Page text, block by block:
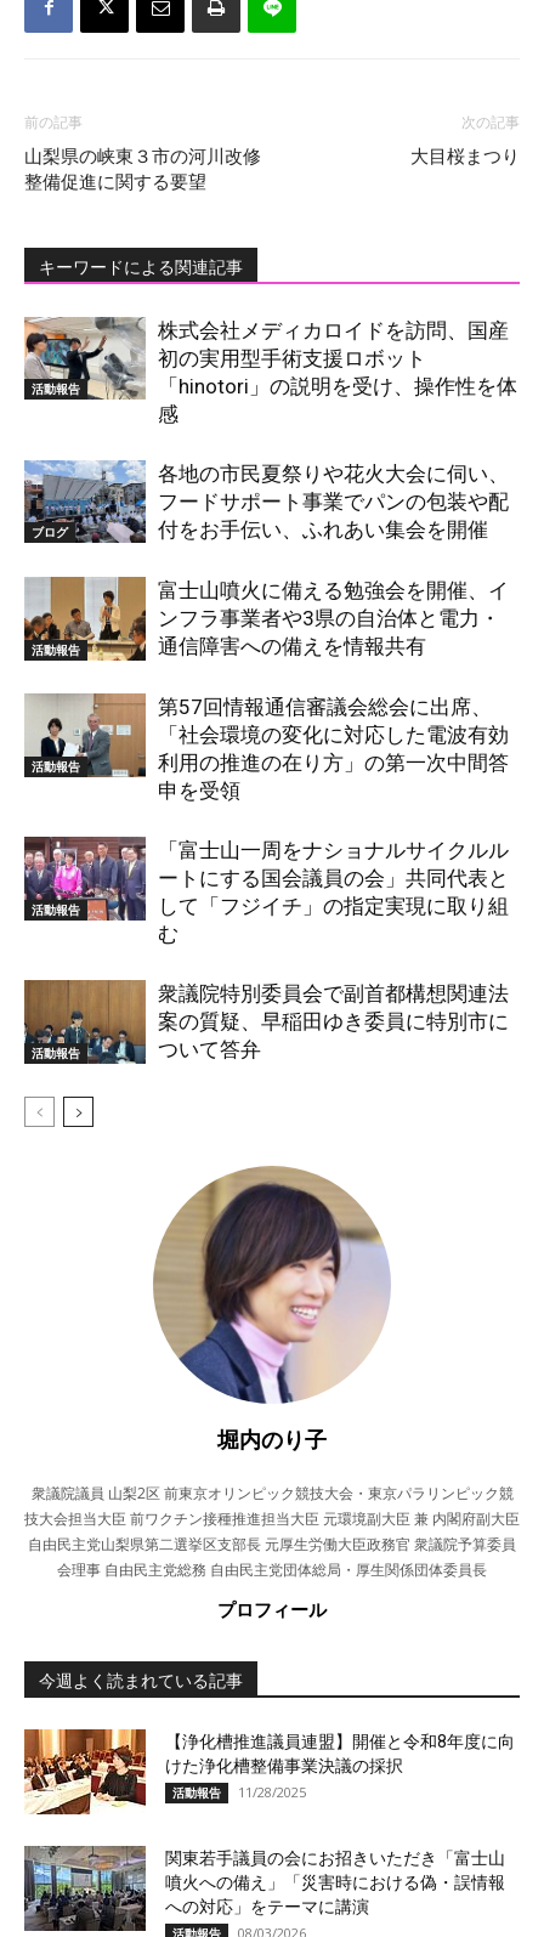
前の記事
山梨県の峡東３市の河川改修
整備促進に関する要望
次の記事
大目桜まつり
キーワードによる関連記事
活動報告
株式会社メディカロイドを訪問、国産
初の実用型手術支援ロボット
「hinotori」の説明を受け、操作性を体
感
ブログ
各地の市民夏祭りや花火大会に伺い、
フードサポート事業でパンの包装や配
付をお手伝い、ふれあい集会を開催
活動報告
富士山噴火に備える勉強会を開催、イ
ンフラ事業者や3県の自治体と電力・
通信障害への備えを情報共有
活動報告
第57回情報通信審議会総会に出席、
「社会環境の変化に対応した電波有効
利用の推進の在り方」の第一次中間答
申を受領
活動報告
「富士山一周をナショナルサイクルル
ートにする国会議員の会」共同代表と
して「フジイチ」の指定実現に取り組
む
活動報告
衆議院特別委員会で副首都構想関連法
案の質疑、早稲田ゆき委員に特別市に
ついて答弁
堀内のり子
衆議院議員 山梨2区 前東京オリンピック競技大会・東京パラリンピック競
技大会担当大臣 前ワクチン接種推進担当大臣 元環境副大臣 兼 内閣府副大臣
自由民主党山梨県第二選挙区支部長 元厚生労働大臣政務官 衆議院予算委員
会理事 自由民主党総務 自由民主党団体総局・厚生関係団体委員長
プロフィール
今週よく読まれている記事
【浄化槽推進議員連盟】開催と令和8年度に向
けた浄化槽整備事業決議の採択
活動報告 11/28/2025
関東若手議員の会にお招きいただき「富士山
噴火への備え」「災害時における偽・誤情報
への対応」をテーマに講演
活動報告 08/03/2026